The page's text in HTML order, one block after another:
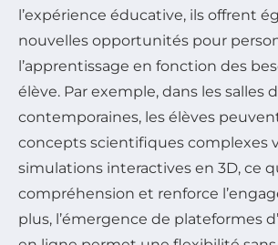
l’expérience éducative, ils offrent
nouvelles opportunités pour
l’apprentissage en fonction des
élève. Par exemple, dans les salles
contemporaines, les élèves
concepts scientifiques complexes
simulations interactives en 3D, ce
compréhension et renforce
plus, l’émergence de plateformes